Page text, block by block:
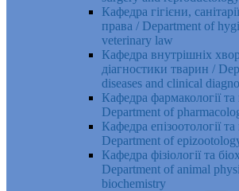
Кафедра гігієни,
права / Department of
veterinary law
Кафедра внутрішніх
діагностики тварин /
diseases and clinical
Кафедра фармакології та
Department of
Кафедра епізоотології та
Department of
Кафедра фізіології та
Department of animal
biochemistry